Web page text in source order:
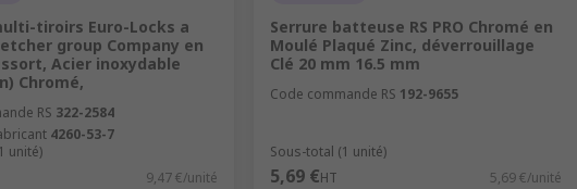
tiroirs Euro-Locks a
group Company en
Acier inoxydable
Chromé,
RS 322-2584
4260-53-7
unité)
9,47 €/unité
Serrure batteuse RS PRO Chromé en
Moulé Plaqué Zinc, déverrouillage
Clé 20 mm 16.5 mm
Code commande RS 192-9655
Sous-total (1 unité)
5,69 €HT 5,69 €/unité